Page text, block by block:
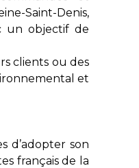
Saint-Denis,
un objectif de
clients ou des
et
d’adopter son
français de la